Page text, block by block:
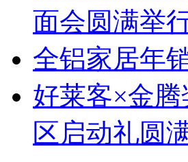
面会圆满举
全铝家居年
好莱客×金
区启动礼圆